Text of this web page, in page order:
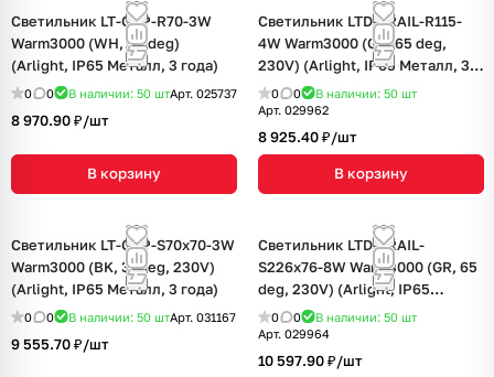
Светильник LT-GAP-R70-3W
Warm3000 (WH, 30 deg)
(Arlight, IP65 Металл, 3 года)
0 0 В наличии: 50 штАрт. 025737
8 970.90 ₽/шт
В корзину
Светильник LTD-TRAIL-R115-
4W Warm3000 (GR, 65 deg,
230V) (Arlight, IP65 Металл, 3
года)
0 0 В наличии: 50 шт
Арт. 029962
8 925.40 ₽/шт
В корзину
Светильник LT-GAP-S70x70-3W
Warm3000 (BK, 30deg, 230V)
(Arlight, IP65 Металл, 3 года)
0 0 В наличии: 50 штАрт. 031167
9 555.70 ₽/шт
Светильник LTD-TRAIL-
S226x76-8W Warm3000 (GR, 65
deg, 230V) (Arlight, IP65
Металл, 3 года)
0 0 В наличии: 50 шт
Арт. 029964
10 597.90 ₽/шт